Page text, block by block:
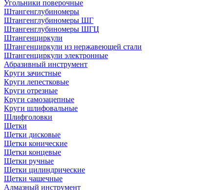
Угольники поверочные
Штангенглубиномеры
Штангенглубиномеры ШГ
Штангенглубиномеры ШГЦ
Штангенциркули
Штангенциркули из нержавеющей стали
Штангенциркули электронные
Абразивный инструмент
Круги зачистные
Круги лепестковые
Круги отрезные
Круги самозацепные
Круги шлифовальные
Шлифголовки
Щетки
Щетки дисковые
Щетки конические
Щетки концевые
Щетки ручные
Щетки цилиндрические
Щетки чашечные
Алмазный инструмент